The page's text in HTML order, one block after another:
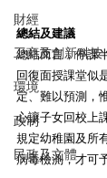
財經
工商及創新科技
環境
政制
民政及文體
總結及建議
總結而言，停課
回復面授課堂似
定、難以預測，
心讓子女回校上
規定幼稚園及所
病毒檢測，才可